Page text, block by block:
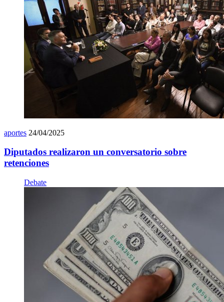
aportes 24/04/2025
Diputados realizaron un conversatorio sobre
retenciones
Debate